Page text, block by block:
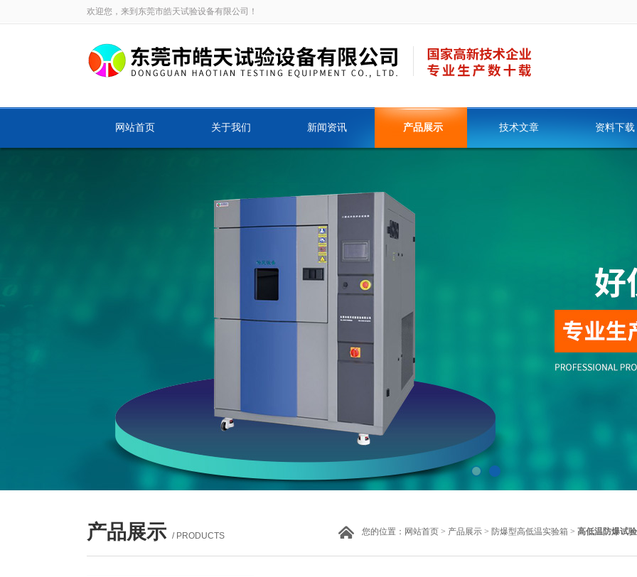
欢迎您，来到东莞市皓天试验设备有限公司！
网站首页 关于我们 新闻资讯 产品展示 技术文章 资料下载
产品展示 / PRODUCTS 您的位置： 网站首页 > 产品展示 > 防爆型高低温实验箱 > 高低温防爆试